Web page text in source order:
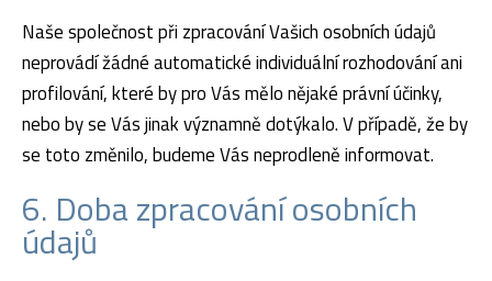
Naše společnost při zpracování Vašich osobních údajů
neprovádí žádné automatické individuální rozhodování ani
profilování, které by pro Vás mělo nějaké právní účinky,
nebo by se Vás jinak významně dotýkalo. V případě, že by
se toto změnilo, budeme Vás neprodleně informovat.
6. Doba zpracování osobních
údajů